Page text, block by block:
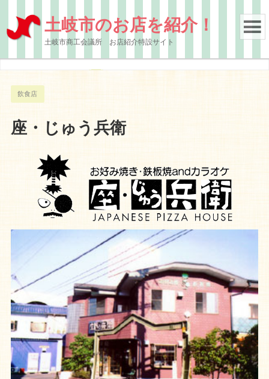
土岐市のお店を紹介！
土岐市商工会議所 お店紹介特設サイト
飲食店
座・じゅう兵衛